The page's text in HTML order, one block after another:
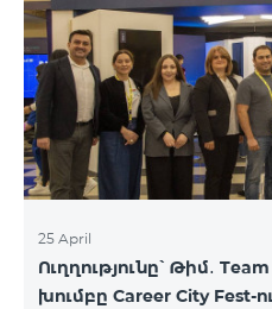
25 April
Ուղղությունը՝ Թիմ․
խումբը Career City Fest-